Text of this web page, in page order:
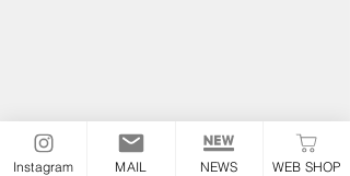
Instagram MAIL NEWS WEB SHOP